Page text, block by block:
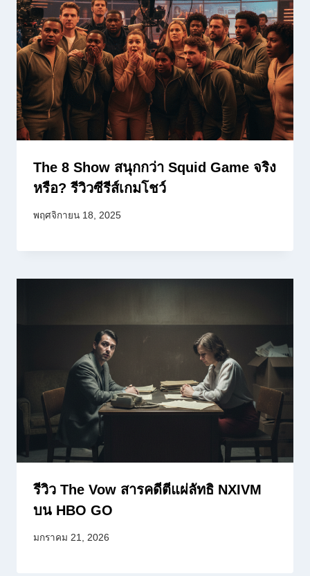
The 8 Show สนุกกว่า Squid Game จริง
หรือ? รีวิวซีรีส์เกมโชว์
พฤศจิกายน 18, 2025
รีวิว The Vow สารคดีตีแผ่ลัทธิ NXIVM
บน HBO GO
มกราคม 21, 2026